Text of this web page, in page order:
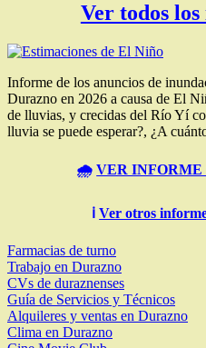
Ver todos
Informe de los anuncios de
Durazno en 2026 a causa de El
de lluvias, y crecidas del Río Yí
lluvia se puede esperar?, ¿A
🌧️VER
ℹ️Ver otros
Farmacias de turno
Trabajo en Durazno
CVs de duraznenses
Guía de Servicios y Técnicos
Alquileres y ventas en Durazno
Clima en Durazno